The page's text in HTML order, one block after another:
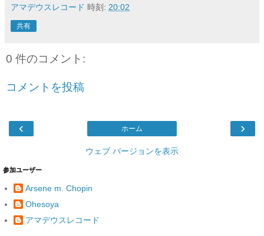
アマデウスレコード 時刻: 20:02
共有
0 件のコメント:
コメントを投稿
‹ ›
ホーム
ウェブ バージョンを表示
参加ユーザー
Arsene m. Chopin
Ohesoya
アマデウスレコード